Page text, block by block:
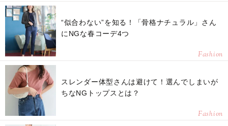
“似合わない”を知る！「骨格ナチュラル」さん
にNGな春コーデ4つ
Fashion
スレンダー体型さんは避けて！選んでしまいが
ちなNGトップスとは？
Fashion